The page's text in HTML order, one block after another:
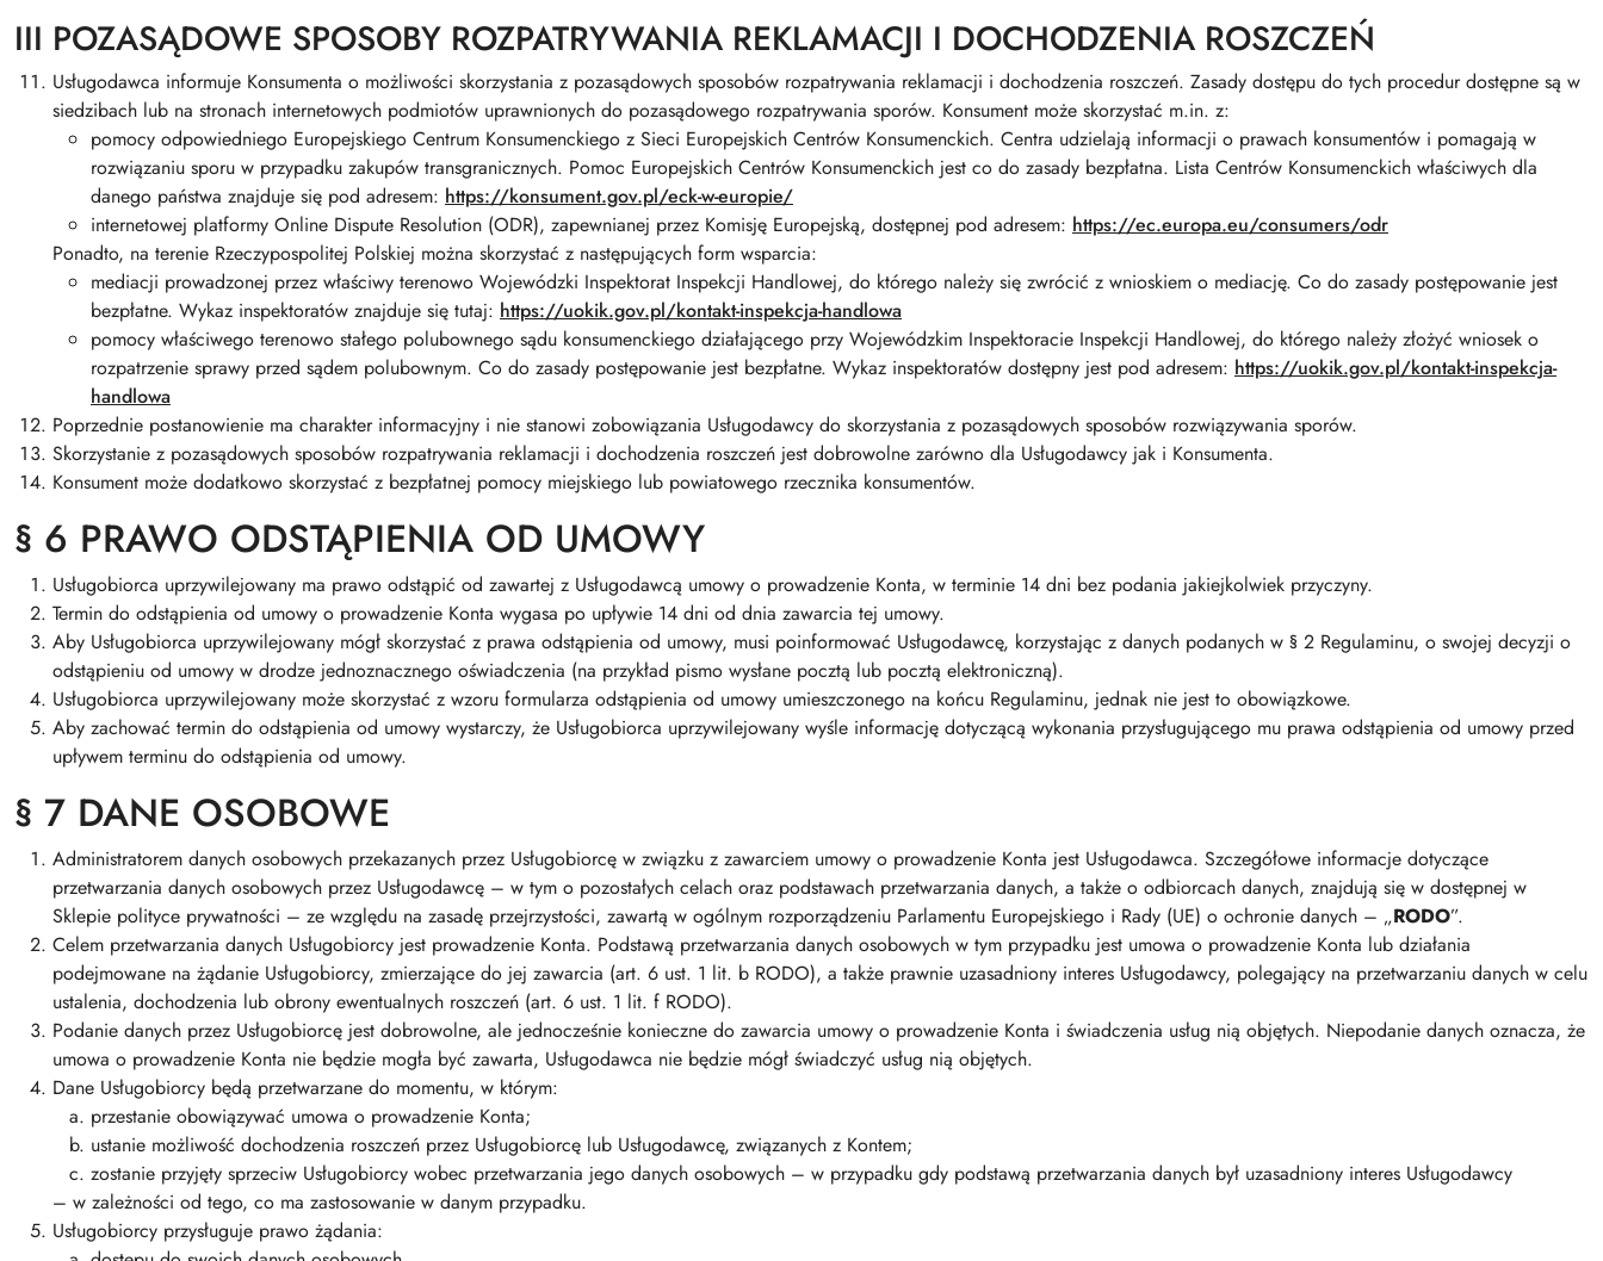
III POZASĄDOWE SPOSOBY ROZPATRYWANIA REKLAMACJI I DOCHODZENIA ROSZCZEŃ
Usługodawca informuje Konsumenta o możliwości skorzystania z pozasądowych sposobów rozpatrywania reklamacji i dochodzenia roszczeń. Zasady dostępu do tych procedur dostępne są w
siedzibach lub na stronach internetowych podmiotów uprawnionych do pozasądowego rozpatrywania sporów. Konsument może skorzystać m.in. z:
pomocy odpowiedniego Europejskiego Centrum Konsumenckiego z Sieci Europejskich Centrów Konsumenckich. Centra udzielają informacji o prawach konsumentów i pomagają w
rozwiązaniu sporu w przypadku zakupów transgranicznych. Pomoc Europejskich Centrów Konsumenckich jest co do zasady bezpłatna. Lista Centrów Konsumenckich właściwych dla
danego państwa znajduje się pod adresem: https://konsument.gov.pl/eck-w-europie/
internetowej platformy Online Dispute Resolution (ODR), zapewnianej przez Komisję Europejską, dostępnej pod adresem: https://ec.europa.eu/consumers/odr
Ponadto, na terenie Rzeczypospolitej Polskiej można skorzystać z następujących form wsparcia:
mediacji prowadzonej przez właściwy terenowo Wojewódzki Inspektorat Inspekcji Handlowej, do którego należy się zwrócić z wnioskiem o mediację. Co do zasady postępowanie jest
bezpłatne. Wykaz inspektoratów znajduje się tutaj: https://uokik.gov.pl/kontakt-inspekcja-handlowa
pomocy właściwego terenowo stałego polubownego sądu konsumenckiego działającego przy Wojewódzkim Inspektoracie Inspekcji Handlowej, do którego należy złożyć wniosek o
rozpatrzenie sprawy przed sądem polubownym. Co do zasady postępowanie jest bezpłatne. Wykaz inspektoratów dostępny jest pod adresem: https://uokik.gov.pl/kontakt-inspekcja-
handlowa
Poprzednie postanowienie ma charakter informacyjny i nie stanowi zobowiązania Usługodawcy do skorzystania z pozasądowych sposobów rozwiązywania sporów.
Skorzystanie z pozasądowych sposobów rozpatrywania reklamacji i dochodzenia roszczeń jest dobrowolne zarówno dla Usługodawcy jak i Konsumenta.
Konsument może dodatkowo skorzystać z bezpłatnej pomocy miejskiego lub powiatowego rzecznika konsumentów.
§ 6 PRAWO ODSTĄPIENIA OD UMOWY
Usługobiorca uprzywilejowany ma prawo odstąpić od zawartej z Usługodawcą umowy o prowadzenie Konta, w terminie 14 dni bez podania jakiejkolwiek przyczyny.
Termin do odstąpienia od umowy o prowadzenie Konta wygasa po upływie 14 dni od dnia zawarcia tej umowy.
Aby Usługobiorca uprzywilejowany mógł skorzystać z prawa odstąpienia od umowy, musi poinformować Usługodawcę, korzystając z danych podanych w § 2 Regulaminu, o swojej decyzji o
odstąpieniu od umowy w drodze jednoznacznego oświadczenia (na przykład pismo wysłane pocztą lub pocztą elektroniczną).
Usługobiorca uprzywilejowany może skorzystać z wzoru formularza odstąpienia od umowy umieszczonego na końcu Regulaminu, jednak nie jest to obowiązkowe.
Aby zachować termin do odstąpienia od umowy wystarczy, że Usługobiorca uprzywilejowany wyśle informację dotyczącą wykonania przysługującego mu prawa odstąpienia od umowy przed
upływem terminu do odstąpienia od umowy.
§ 7 DANE OSOBOWE
Administratorem danych osobowych przekazanych przez Usługobiorcę w związku z zawarciem umowy o prowadzenie Konta jest Usługodawca. Szczegółowe informacje dotyczące
przetwarzania danych osobowych przez Usługodawcę – w tym o pozostałych celach oraz podstawach przetwarzania danych, a także o odbiorcach danych, znajdują się w dostępnej w
Sklepie polityce prywatności – ze względu na zasadę przejrzystości, zawartą w ogólnym rozporządzeniu Parlamentu Europejskiego i Rady (UE) o ochronie danych – „RODO”.
Celem przetwarzania danych Usługobiorcy jest prowadzenie Konta. Podstawą przetwarzania danych osobowych w tym przypadku jest umowa o prowadzenie Konta lub działania
podejmowane na żądanie Usługobiorcy, zmierzające do jej zawarcia (art. 6 ust. 1 lit. b RODO), a także prawnie uzasadniony interes Usługodawcy, polegający na przetwarzaniu danych w celu
ustalenia, dochodzenia lub obrony ewentualnych roszczeń (art. 6 ust. 1 lit. f RODO).
Podanie danych przez Usługobiorcę jest dobrowolne, ale jednocześnie konieczne do zawarcia umowy o prowadzenie Konta i świadczenia usług nią objętych. Niepodanie danych oznacza, że
umowa o prowadzenie Konta nie będzie mogła być zawarta, Usługodawca nie będzie mógł świadczyć usług nią objętych.
Dane Usługobiorcy będą przetwarzane do momentu, w którym:
przestanie obowiązywać umowa o prowadzenie Konta;
ustanie możliwość dochodzenia roszczeń przez Usługobiorcę lub Usługodawcę, związanych z Kontem;
zostanie przyjęty sprzeciw Usługobiorcy wobec przetwarzania jego danych osobowych – w przypadku gdy podstawą przetwarzania danych był uzasadniony interes Usługodawcy
– w zależności od tego, co ma zastosowanie w danym przypadku.
Usługobiorcy przysługuje prawo żądania: